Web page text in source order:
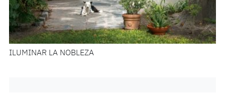
ILUMINAR LA NOBLEZA